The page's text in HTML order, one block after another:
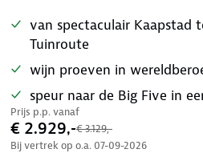
van spectaculair Kaapstad
Tuinroute
wijn proeven in
speur naar de Big Five in
Prijs p.p. vanaf
€ 2.929,-€ 3.129,-
Bij vertrek op o.a. 07-09-2026